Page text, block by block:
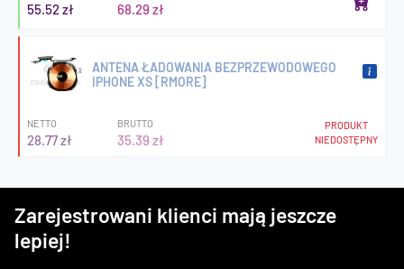
55.52 zł 68.29 zł
ANTENA ŁADOWANIA BEZPRZEWODOWEGO
IPHONE XS [RMORE]
NETTO
28.77 zł
BRUTTO
35.39 zł
PRODUKT
NIEDOSTĘPNY
Zarejestrowani klienci mają jeszcze
lepiej!